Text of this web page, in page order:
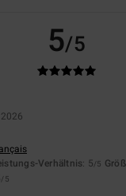
5/5
Verhältnis: 5/5
/5